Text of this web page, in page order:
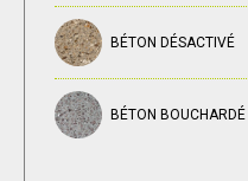
réseau ? ; si ce n’est pas le
puisard ? L’objectif est
d’évacuation des eaux
saturer un puisard.
retrouver avec un garage
BÉTON DÉSACTIVÉ
BÉTON BOUCHARDÉ